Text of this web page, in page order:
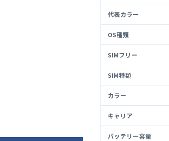
代表カラー
OS種類
SIMフリー
SIM種類
カラー
キャリア
バッテリー容量